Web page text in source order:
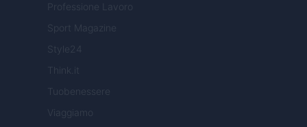
Professione Lavoro
Sport Magazine
Style24
Think.it
Tuobenessere
Viaggiamo